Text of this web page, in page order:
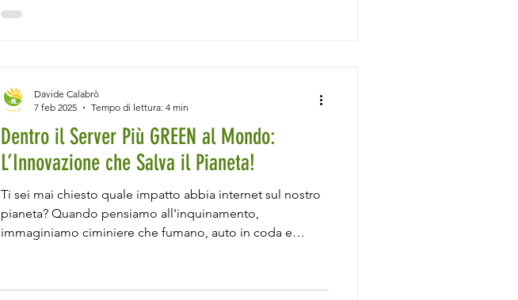
Dentro il Server Più GREEN al Mondo:
L’Innovazione che Salva il Pianeta!
Ti sei mai chiesto quale impatto abbia internet sul nostro
pianeta? Quando pensiamo all'inquinamento,
immaginiamo ciminiere che fumano, auto in coda e
Internet, con la sua apparente leggerezza, ha un impatto
Davide Calabrò
7 feb 2025
Tempo di lettura: 4 min